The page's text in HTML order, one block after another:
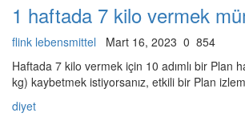
1 haftada 7 kilo vermek
flink lebensmittel Mart 16, 2023 0 854
Haftada 7 kilo vermek için 10 adımlı bir Plan
kg) kaybetmek istiyorsanız, etkili bir Plan
diyet